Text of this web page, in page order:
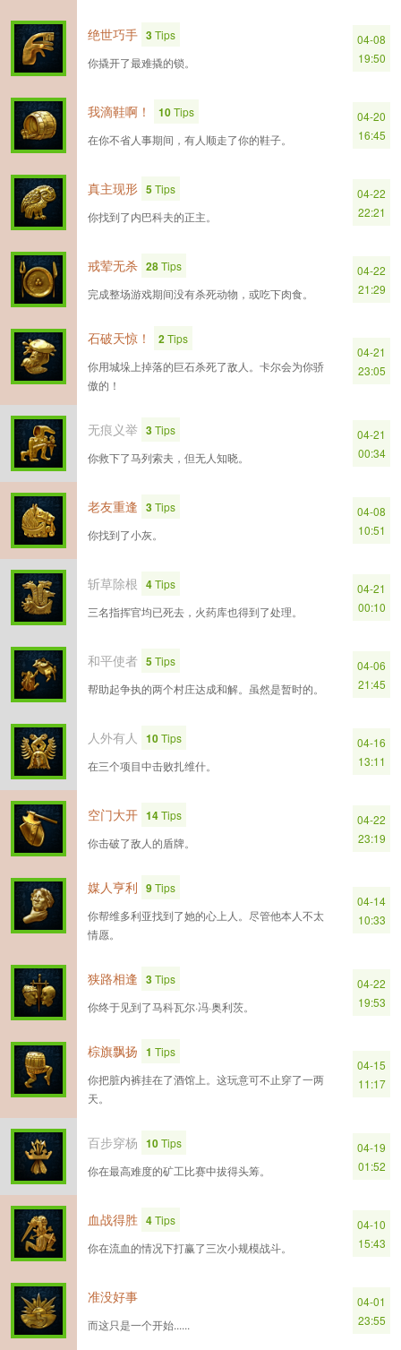
绝世巧手 3Tips
你撬开了最难撬的锁。
04-08
19:50
我滴鞋啊！ 10Tips
在你不省人事期间，有人顺走了你的鞋子。
04-20
16:45
真主现形 5Tips
你找到了内巴科夫的正主。
04-22
22:21
戒荤无杀 28Tips
完成整场游戏期间没有杀死动物，或吃下肉食。
04-22
21:29
石破天惊！ 2Tips
你用城垛上掉落的巨石杀死了敌人。卡尔会为你骄
傲的！
04-21
23:05
无痕义举 3Tips
你救下了马列索夫，但无人知晓。
04-21
00:34
老友重逢 3Tips
你找到了小灰。
04-08
10:51
斩草除根 4Tips
三名指挥官均已死去，火药库也得到了处理。
04-21
00:10
和平使者 5Tips
帮助起争执的两个村庄达成和解。虽然是暂时的。
04-06
21:45
人外有人 10Tips
在三个项目中击败扎维什。
04-16
13:11
空门大开 14Tips
你击破了敌人的盾牌。
04-22
23:19
媒人亨利 9Tips
你帮维多利亚找到了她的心上人。尽管他本人不太
情愿。
04-14
10:33
狭路相逢 3Tips
你终于见到了马科瓦尔·冯·奥利茨。
04-22
19:53
棕旗飘扬 1 Tips
你把脏内裤挂在了酒馆上。这玩意可不止穿了一两
天。
04-15
11:17
百步穿杨 10Tips
你在最高难度的矿工比赛中拔得头筹。
04-19
01:52
血战得胜 4Tips
你在流血的情况下打赢了三次小规模战斗。
04-10
15:43
准没好事
而这只是一个开始......
04-01
23:55